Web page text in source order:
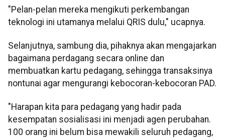
"Pelan-pelan mereka mengikuti perkembangan
teknologi ini utamanya melalui QRIS dulu," ucapnya.
Selanjutnya, sambung dia, pihaknya akan mengajarkan
bagaimana perdagang secara online dan
membuatkan kartu pedagang, sehingga transaksinya
nontunai agar mengurangi kebocoran-kebocoran PAD.
"Harapan kita para pedagang yang hadir pada
kesempatan sosialisasi ini menjadi agen perubahan.
100 orang ini belum bisa mewakili seluruh pedagang,